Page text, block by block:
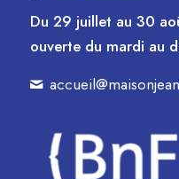
Du 29 juillet au 30
ouverte du mardi au